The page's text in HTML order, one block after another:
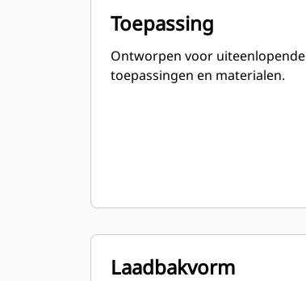
Toepassing
Ontworpen voor uiteenlopende
toepassingen en materialen.
Laadbakvorm